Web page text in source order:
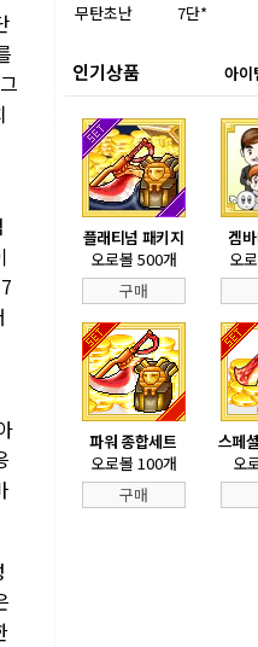
무탄초난
7단*
인기상품 아이
플래티넘 패키지
오로볼 500개
구매
겜
오
파워 종합세트
오로볼 100개
구매
스페
오